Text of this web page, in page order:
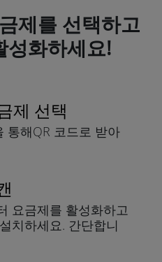
제를 선택하고
성화하세요!
제 선택
통해QR 코드로 받아
요금제를 활성화하고
치하세요. 간단합니